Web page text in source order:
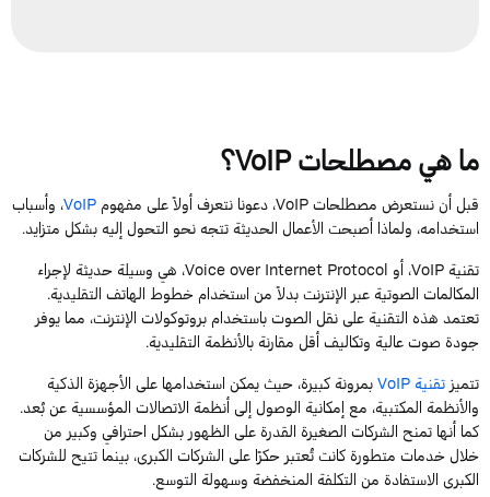
ما هي مصطلحاتVoIP؟
قبل أن نستعرض مصطلحاتVoIP، دعونا نتعرف أولاً على مفهومVoIP، وأسباب
استخدامه، ولماذا أصبحت الأعمال الحديثة تتجه نحو التحول إليه بشكل متزايد.
تقنيةVoIP، أو Voice over Internet Protocol، هي وسيلة حديثة لإجراء
المكالمات الصوتية عبر الإنترنت بدلاً من استخدام خطوط الهاتف التقليدية.
تعتمد هذه التقنية على نقل الصوت باستخدام بروتوكولات الإنترنت، مما يوفر
جودة صوت عالية وتكاليف أقل مقارنة بالأنظمة التقليدية.
تتميزتقنيةVoIPبمرونة كبيرة، حيث يمكن استخدامها على الأجهزة الذكية
والأنظمة المكتبية، مع إمكانية الوصول إلى أنظمة الاتصالات المؤسسية عن بُعد.
كما أنها تمنح الشركات الصغيرة القدرة على الظهور بشكل احترافي وكبير من
خلال خدمات متطورة كانت تُعتبر حكرًا على الشركات الكبرى، بينما تتيح للشركات
الكبرى الاستفادة من التكلفة المنخفضة وسهولة التوسع.